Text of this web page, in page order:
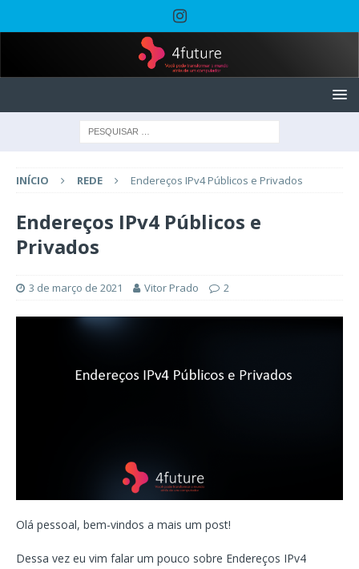
INÍCIO REDE Endereços IPv4 Públicos e Privados
Endereços IPv4 Públicos e
Privados
3 de março de 2021 Vitor Prado 2
Olá pessoal, bem-vindos a mais um post!
Dessa vez eu vim falar um pouco sobre Endereços IPv4